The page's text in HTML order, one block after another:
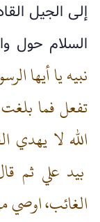
إلى الجيل
السلام حول
نبيه يا أيها
تفعل فما
الله لا يهدي
بيد علي ثم
الغائب، اوصي